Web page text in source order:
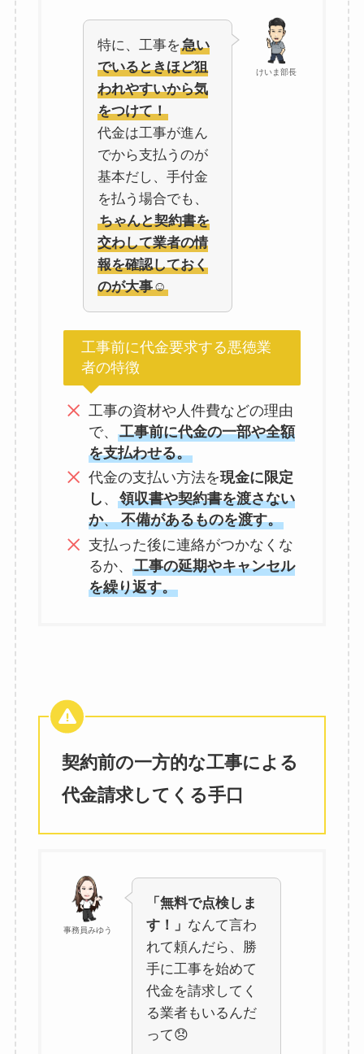
けいま部長
特に、工事を急い
でいるときほど狙
われやすいから気
をつけて！
代金は工事が進ん
でから支払うのが
基本だし、手付金
を払う場合でも、
ちゃんと契約書を
交わして業者の情
報を確認しておく
のが大事☺️
工事前に代金要求する悪徳業
者の特徴
工事の資材や人件費などの理由
で、 工事前に代金の一部や全額
を支払わせる。
代金の支払い方法を現金に限定
し 、 領収書や契約書を渡さない
か、 不備があるものを渡す。
支払った後に連絡がつかなくな
るか、 工事の延期やキャンセル
を繰り返す。
契約前の一方的な工事による
代金請求してくる手口
事務員みゆう
「無料で点検しま
す！」 なんて言わ
れて頼んだら、勝
手に工事を始めて
代金を請求してく
る業者もいるんだ
って😞